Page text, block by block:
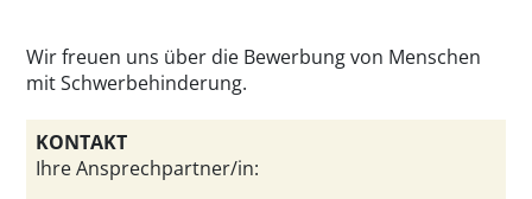
Wir freuen uns über die Bewerbung von Menschen
mit Schwerbehinderung.
KONTAKT
Ihre Ansprechpartner/in: